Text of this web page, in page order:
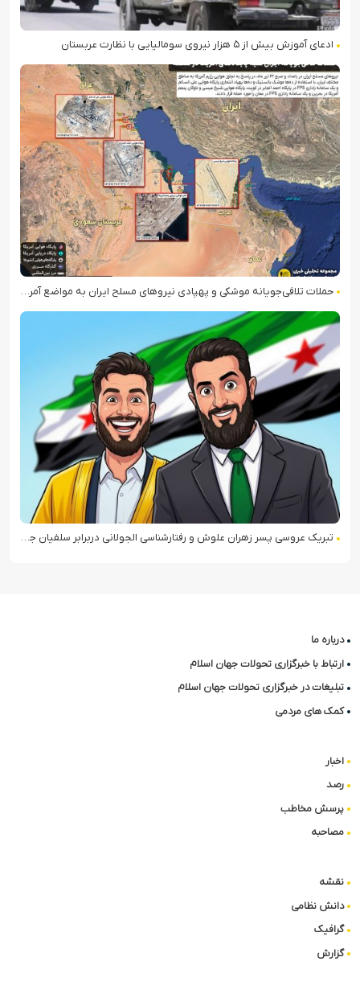
ادعای آموزش بیش از ۵ هزار نیروی سومالیایی با نظارت عربستان
حملات تلافی‌جویانه موشکی و پهپادی نیروهای مسلح ایران به مواضع آمریکا در منطقه
تبریک عروسی پسر زهران علوش و رفتارشناسی الجولانی دربرابر سلفیان جهادی
درباره ما
ارتباط با خبرگزاری تحولات جهان اسلام
تبلیغات در خبرگزاری تحولات جهان اسلام
کمک های مردمی
اخبار
رصد
پرسش مخاطب
مصاحبه
نقشه
دانش نظامی
گرافیک
گزارش